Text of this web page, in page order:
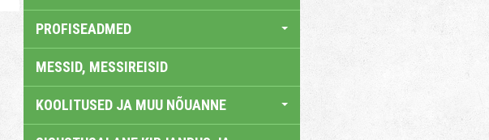
PROFISEADMED
MESSID, MESSIREISID
KOOLITUSED JA MUU NÕUANNE